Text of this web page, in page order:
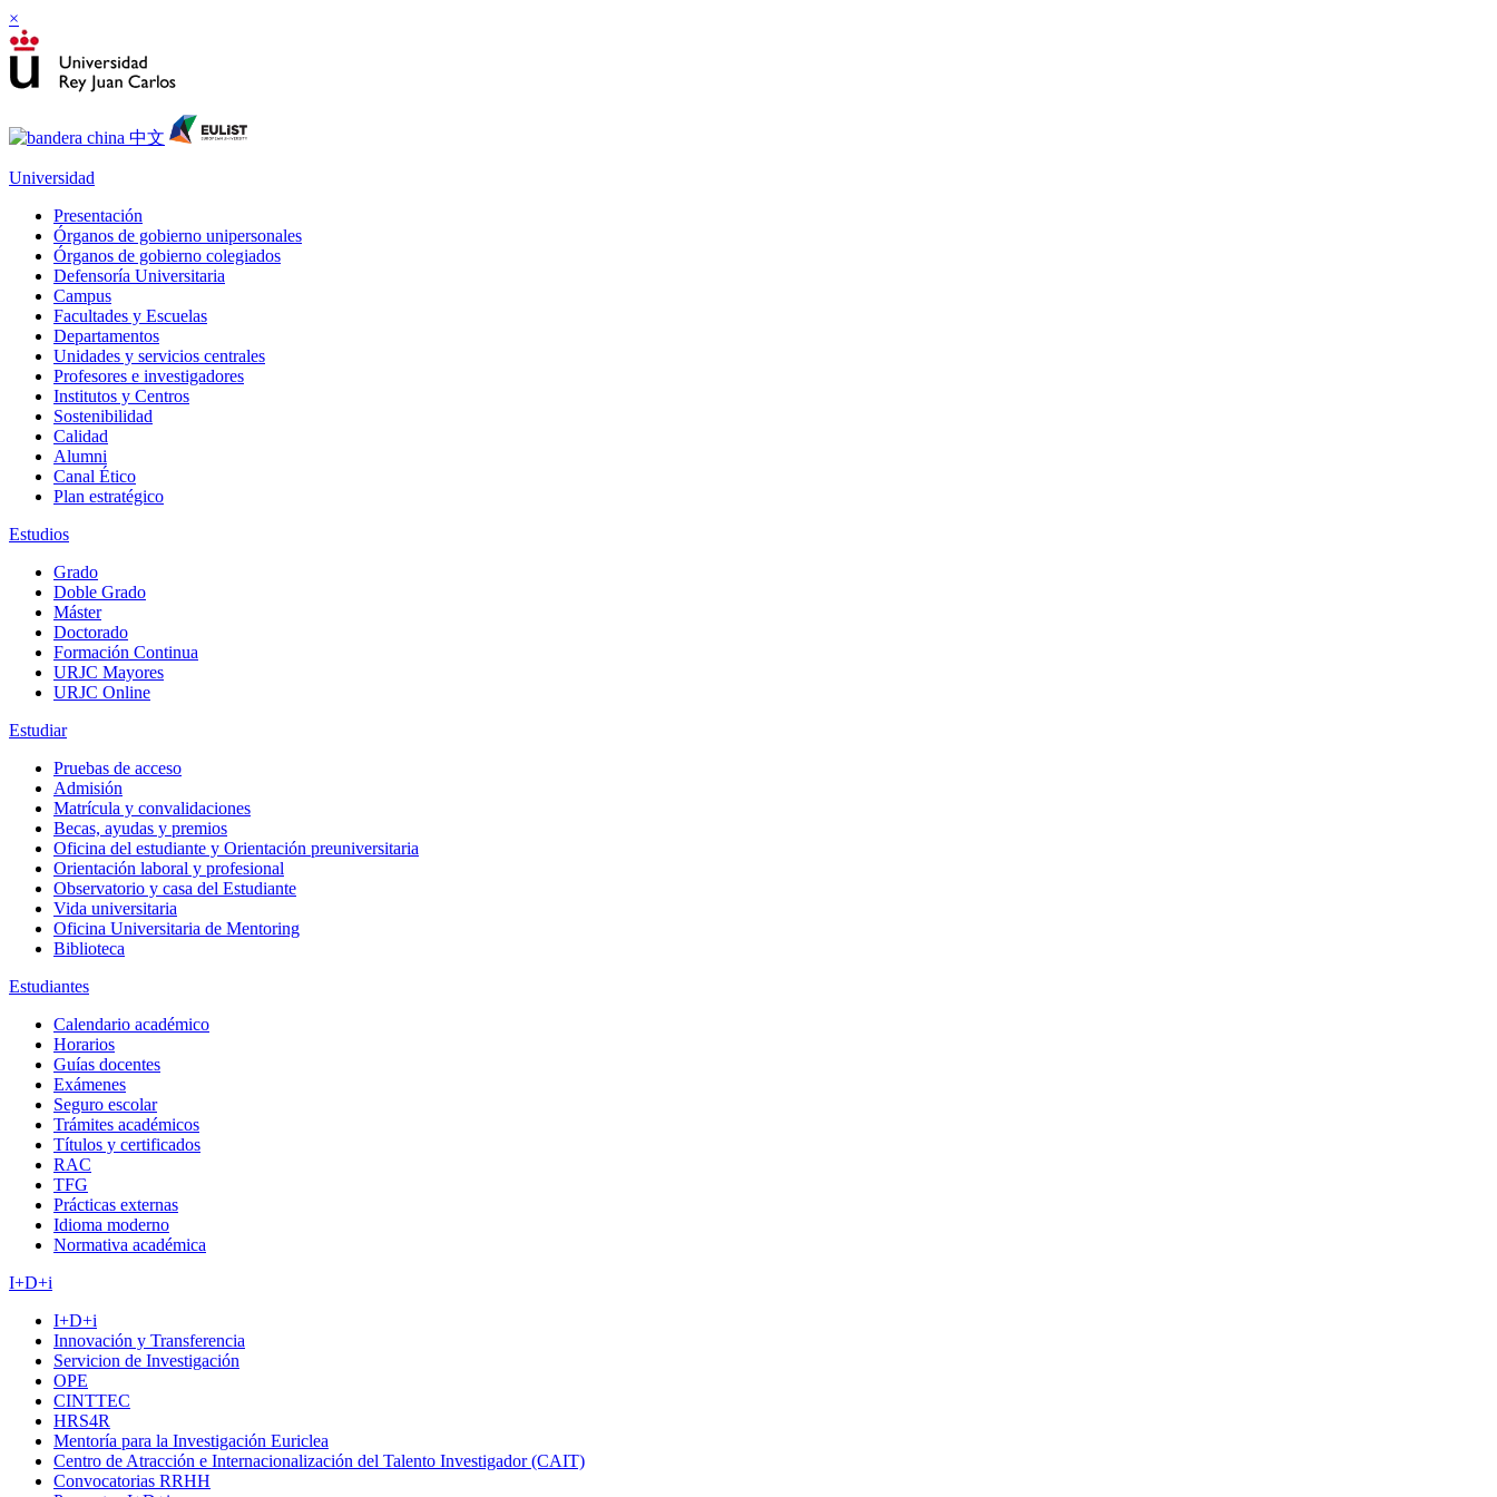
×
Universidad
Presentación
Órganos de gobierno unipersonales
Órganos de gobierno colegiados
Defensoría Universitaria
Campus
Facultades y Escuelas
Departamentos
Unidades y servicios centrales
Profesores e investigadores
Institutos y Centros
Sostenibilidad
Calidad
Alumni
Canal Ético
Plan estratégico
Estudios
Grado
Doble Grado
Máster
Doctorado
Formación Continua
URJC Mayores
URJC Online
Estudiar
Pruebas de acceso
Admisión
Matrícula y convalidaciones
Becas, ayudas y premios
Oficina del estudiante y Orientación preuniversitaria
Orientación laboral y profesional
Observatorio y casa del Estudiante
Vida universitaria
Oficina Universitaria de Mentoring
Biblioteca
Estudiantes
Calendario académico
Horarios
Guías docentes
Exámenes
Seguro escolar
Trámites académicos
Títulos y certificados
RAC
TFG
Prácticas externas
Idioma moderno
Normativa académica
I+D+i
I+D+i
Innovación y Transferencia
Servicion de Investigación
OPE
CINTTEC
HRS4R
Mentoría para la Investigación Euriclea
Centro de Atracción e Internacionalización del Talento Investigador (CAIT)
Convocatorias RRHH